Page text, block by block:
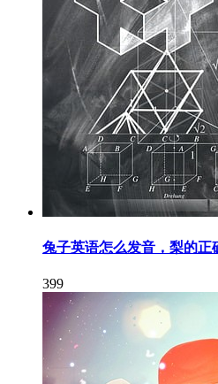
兔子英语怎么发音，梨的正
399